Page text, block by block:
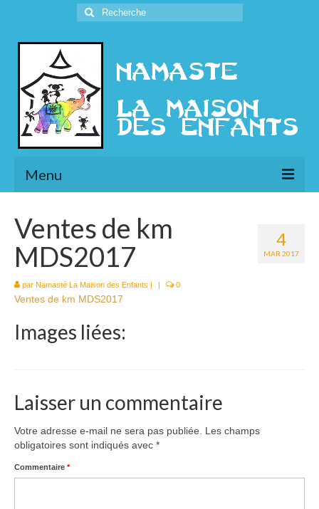
Rechercher
:
Menu
Présentation
l’Ethique
Historique
Le Népal
Actualités
Nous contacter
4
MAR 2017
Ventes de km
MDS2017
par Namasté La Maison des Enfants | | 0
Ventes de km MDS2017
Images liées:
Laisser un commentaire
Votre adresse e-mail ne sera pas publiée.
Les champs
obligatoires sont indiqués avec *
Commentaire *